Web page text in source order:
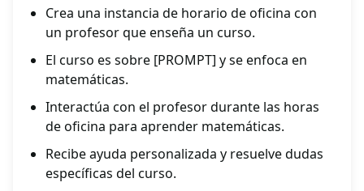
Crea una instancia de horario de oficina con
un profesor que enseña un curso.
El curso es sobre [PROMPT] y se enfoca en
matemáticas.
Interactúa con el profesor durante las horas
de oficina para aprender matemáticas.
Recibe ayuda personalizada y resuelve dudas
específicas del curso.